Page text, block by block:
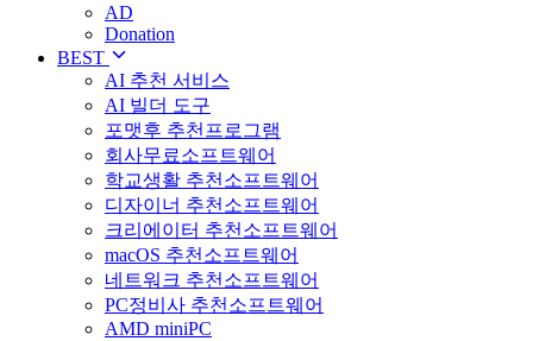
AD
Donation
BEST
AI 추천 서비스
AI 빌더 도구
포맷후 추천프로그램
회사무료소프트웨어
학교생활 추천소프트웨어
디자이너 추천소프트웨어
크리에이터 추천소프트웨어
macOS 추천소프트웨어
네트워크 추천소프트웨어
PC정비사 추천소프트웨어
AMD miniPC